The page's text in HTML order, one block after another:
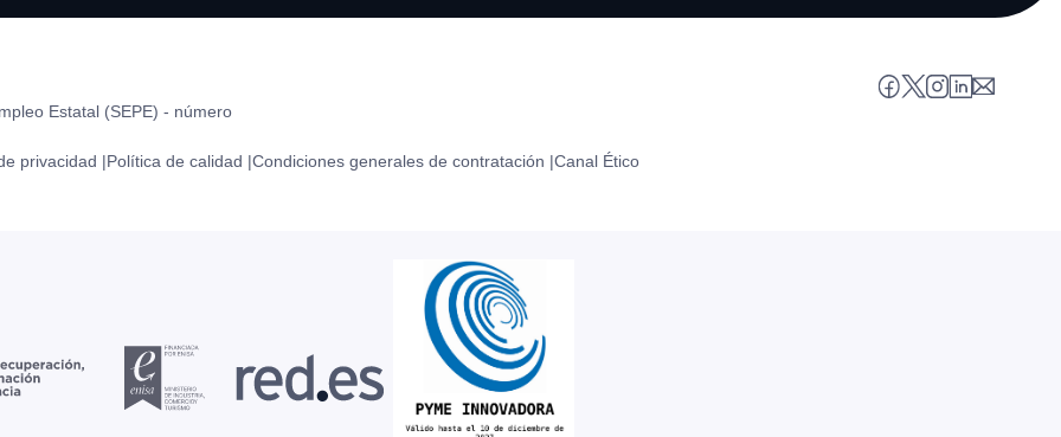
Estatal (SEPE) - número
privacidad |Política de calidad |Condiciones generales de contratación |Canal Ético